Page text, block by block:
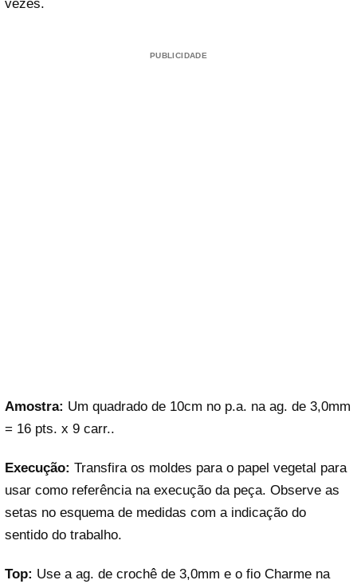
vezes.
PUBLICIDADE
Amostra: Um quadrado de 10cm no p.a. na ag. de 3,0mm
= 16 pts. x 9 carr..
Execução: Transfira os moldes para o papel vegetal para
usar como referência na execução da peça. Observe as
setas no esquema de medidas com a indicação do
sentido do trabalho.
Top: Use a ag. de crochê de 3,0mm e o fio Charme na